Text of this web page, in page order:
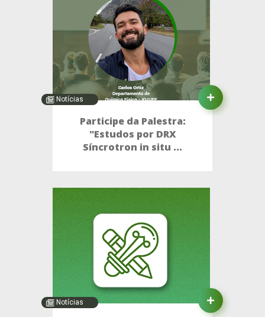
Notícias
Participe da Palestra:
"Estudos por DRX
Síncrotron in situ ...
Notícias